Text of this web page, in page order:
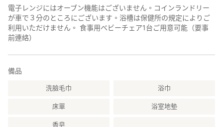
電子レンジにはオーブン機能はございません。コインランドリー
が車で３分のところにございます。浴槽は保健所の規定によりご
利用いただけません。 食事用ベビーチェア1台ご用意可能（要事
前連絡）
備品
洗臉毛巾 浴巾
床單 浴室地墊
香皂